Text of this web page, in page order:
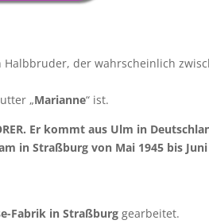
Halbbruder, der wahrscheinlich
„Marianne“ ist.
Er kommt aus Ulm in
in Straßburg von Mai 1945 bis Juni
Fabrik in Straßburggearbeitet.